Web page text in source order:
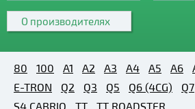
О производителях
80 100 A1 A2 A3 A4 A5 A6
E-TRON
Q2 Q3 Q5 Q6 (4CG) Q7
S4 CABRIO
TT TT ROADSTER